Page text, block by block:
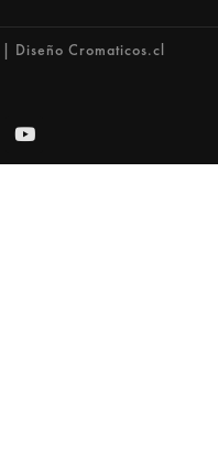
Diseño Cromaticos.cl